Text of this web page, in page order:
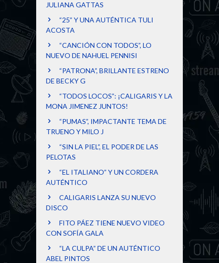
JULIANA GATTAS
“25” Y UNA AUTÉNTICA TULI
ACOSTA
“CANCIÓN CON TODOS”, LO
NUEVO DE NAHUEL PENNISI
“PATRONA”, BRILLANTE ESTRENO
DE BECKY G
“TODOS LOCOS”: ¡CALIGARIS Y LA
MONA JIMENEZ JUNTOS!
“PUMAS”, IMPACTANTE TEMA DE
TRUENO Y MILO J
“SIN LA PIEL”, EL PODER DE LAS
PELOTAS
“EL ITALIANO” Y UN CORDERA
AUTÉNTICO
CALIGARIS LANZA SU NUEVO
DISCO
FITO PÁEZ TIENE NUEVO VIDEO
CON SOFÍA GALA
“LA CULPA” DE UN AUTÉNTICO
ABEL PINTOS